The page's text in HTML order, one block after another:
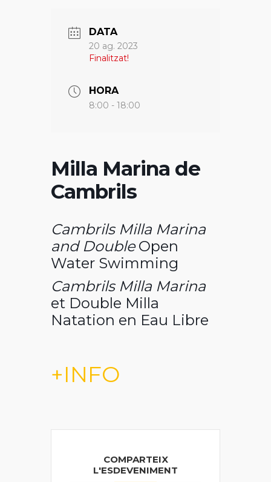
DATA
20 ag. 2023
Finalitzat!
HORA
8:00 - 18:00
Milla Marina de
Cambrils
Cambrils Milla Marina
and DoubleOpen
Water Swimming
Cambrils Milla Marina
et Double Milla
Natation en Eau Libre
+INFO
COMPARTEIX
L'ESDEVENIMENT